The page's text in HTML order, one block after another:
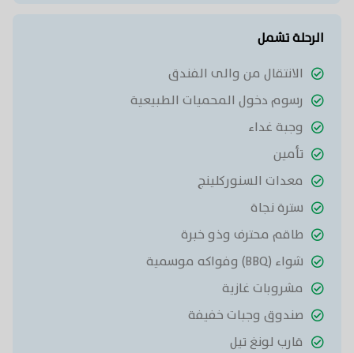
الرحلة تشمل
الانتقال من والى الفندق
رسوم دخول المحميات الطبيعية
وجبة غداء
تأمين
معدات السنوركلينج
سترة نجاة
طاقم محترف وذو خبرة
شواء (BBQ) وفواكه موسمية
مشروبات غازية
صندوق وجبات خفيفة
قارب لونغ تيل